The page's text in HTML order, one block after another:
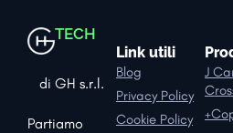
TECH
di GH s.r.l.
Partiamo
Link utili
Blog
Privacy Policy
Cookie Policy
J